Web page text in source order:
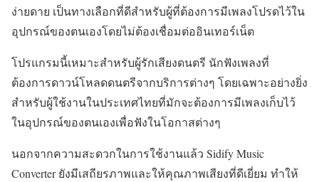
ง่ายดาย เป็นทางเลือกที่ดีสำหรับผู้ที่ต้องการมีเพลงโปรดไว้ใน
อุปกรณ์ของตนเองโดยไม่ต้องเชื่อมต่ออินเทอร์เน็ต
โปรแกรมนี้เหมาะสำหรับผู้รักเสียงดนตรี นักฟังเพลงที่
ต้องการดาวน์โหลดดนตรีจากบริการต่างๆ โดยเฉพาะอย่างยิ่ง
สำหรับผู้ใช้งานในประเทศไทยที่มักจะต้องการมีเพลงเก็บไว้
ในอุปกรณ์ของตนเองเพื่อฟังในโอกาสต่างๆ
นอกจากความสะดวกในการใช้งานแล้ว Sidify Music
Converter ยังมีเสถียรภาพและให้คุณภาพเสียงที่ดีเยี่ยม ทำให้